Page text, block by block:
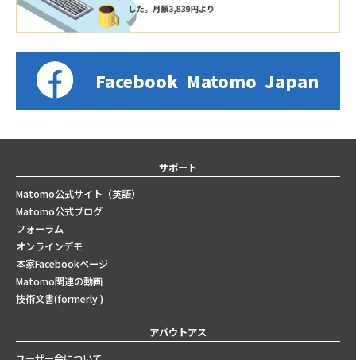
Facebook Matomo Japan
サポート
Matomo公式サイト（英語）
Matomo公式ブログ
フォーラム
オンラインデモ
本家Facebookページ
Matomo関連の動画
技術文書(formerly )
アバウトアス